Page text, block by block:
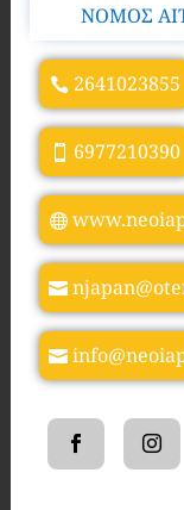
ΝΟΜΟΣ
2641023855
6977210390